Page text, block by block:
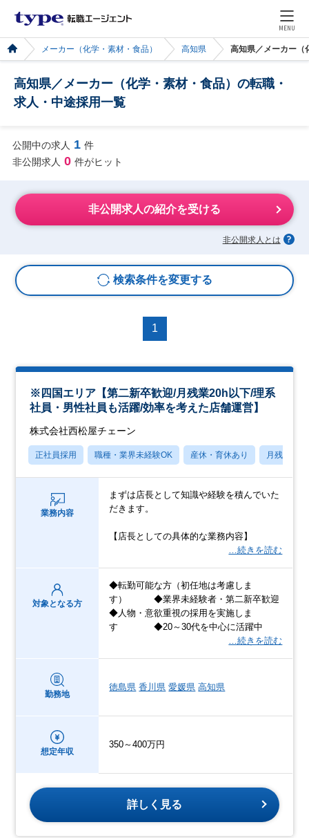
MENU
メーカー（化学・素材・食品） 高知県 高知県／メーカー（
高知県／メーカー（化学・素材・食品）の転職・
求人・中途採用一覧
公開中の求人 1 件
非公開求人 0 件がヒット
非公開求人の紹介を受ける
非公開求人とは
検索条件を変更する
1
※四国エリア【第二新卒歓迎/月残業20h以下/理系
社員・男性社員も活躍/効率を考えた店舗運営】
株式会社西松屋チェーン
正社員採用 職種・業界未経験OK 産休・育休あり 月残業20
業務内容
まずは店長として知識や経験を積んでいた
だきます。
【店長としての具体的な業務内容】
…続きを読む
対象となる方
◆転勤可能な方（初任地は考慮しま
す） ◆業界未経験者・第二新卒歓迎
◆人物・意欲重視の採用を実施しま
す ◆20～30代を中心に活躍中
…続きを読む
勤務地
徳島県 香川県 愛媛県 高知県
想定年収
350～400万円
詳しく見る